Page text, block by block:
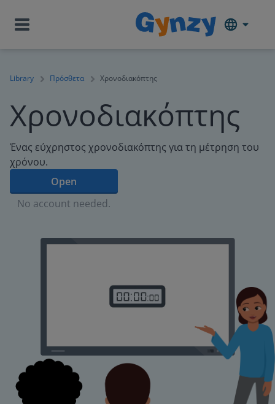
Library Πρόσθετα Χρονοδιακόπτης
Χρονοδιακόπτης
Ένας εύχρηστος χρονοδιακόπτης για τη μέτρηση του
χρόνου.
Open
No account needed.